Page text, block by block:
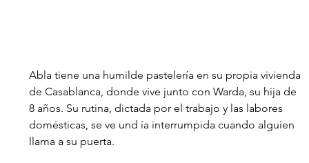
Abla tiene una humilde pastelería en su propia vivienda
de Casablanca, donde vive junto con Warda, su hija de
8 años. Su rutina, dictada por el trabajo y las labores
domésticas, se ve und ía interrumpida cuando alguien
llama a su puerta.